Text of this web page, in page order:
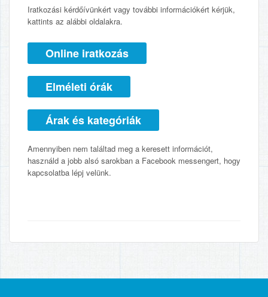
Iratkozási kérdőívünkért vagy további információkért kérjük,
kattints az alábbi oldalakra.
Online iratkozás
Elméleti órák
Árak és kategóriák
Amennyiben nem találtad meg a keresett információt,
használd a jobb alsó sarokban a Facebook messengert, hogy
kapcsolatba lépj velünk.